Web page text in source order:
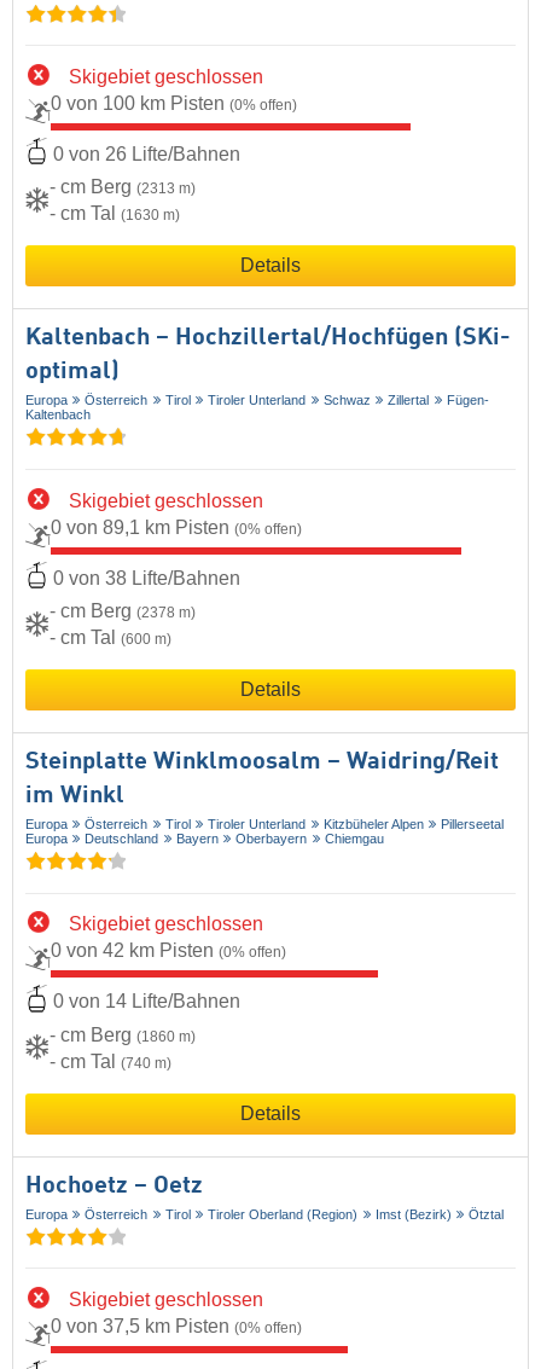
Skigebiet geschlossen
0 von 100 km Pisten (0% offen)
0 von 26 Lifte/Bahnen
- cm Berg (2313 m)
- cm Tal (1630 m)
Details
Kaltenbach – Hochzillertal/​Hochfügen (SKi-
optimal)
Europa Österreich Tirol Tiroler Unterland Schwaz Zillertal
Fügen-
Kaltenbach
Skigebiet geschlossen
0 von 89,1 km Pisten (0% offen)
0 von 38 Lifte/Bahnen
- cm Berg (2378 m)
- cm Tal (600 m)
Details
Steinplatte Winklmoosalm – Waidring/​Reit
im Winkl
Europa Österreich Tirol Tiroler Unterland Kitzbüheler Alpen
Pillerseetal
Europa
Deutschland Bayern Oberbayern Chiemgau
Skigebiet geschlossen
0 von 42 km Pisten (0% offen)
0 von 14 Lifte/Bahnen
- cm Berg (1860 m)
- cm Tal (740 m)
Details
Hochoetz – Oetz
Europa Österreich Tirol Tiroler Oberland (Region) Imst (Bezirk) Ötztal
Skigebiet geschlossen
0 von 37,5 km Pisten (0% offen)